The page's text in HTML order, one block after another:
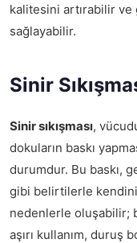
kalitesini artırabilir ve
sağlayabilir.
Sinir
Sinir sıkışması,
dokuların baskı
durumdur. Bu baskı,
gibi belirtilerle kendini
nedenlerle oluşabilir;
aşırı kullanım, duruş